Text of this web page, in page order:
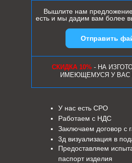
Вышлите нам
есть и мы дадим вам более
СКИДКА 10%- НА
ИМЕЮЩЕМУСЯ У ВАС
Предоставляем
паспорт изделия
У нас есть СРО
Работаем с НДС
Заключаем договор с
3д визуализация в
Отправить